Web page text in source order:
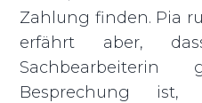
Zahlung finden. Pia
erfährt aber,
Besprechung